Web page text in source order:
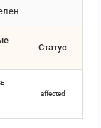
Статус
affected